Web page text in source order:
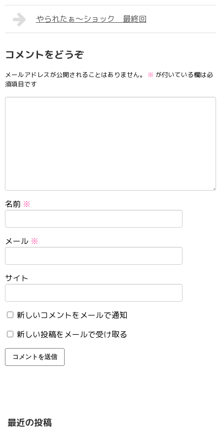
やられたぁ～ショック 最終回
コメントをどうぞ
メールアドレスが公開されることはありません。 ※ が付いている欄は必
須項目です
名前 ※
メール ※
サイト
新しいコメントをメールで通知
新しい投稿をメールで受け取る
最近の投稿